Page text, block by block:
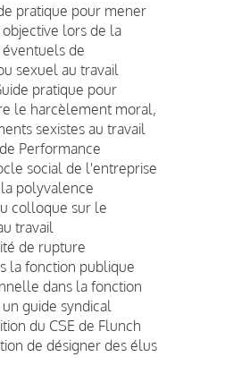
pratique pour mener
lors de la
de
sexuel au travail
pratique pour
le harcèlement moral,
sexistes au travail
Performance
social de l'entreprise
la polyvalence
colloque sur le
travail
de rupture
la fonction publique
dans la fonction
guide syndical
du CSE de Flunch
de désigner des élus